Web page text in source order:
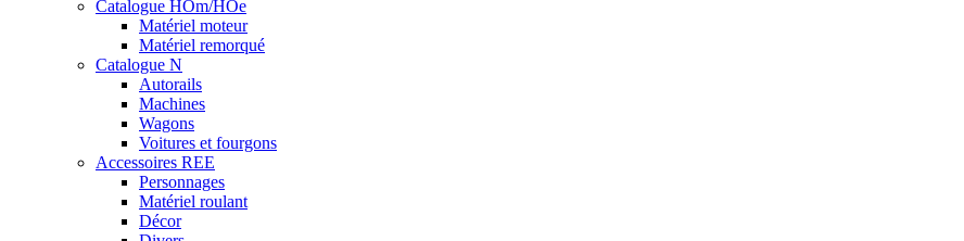
Catalogue HOm/HOe
Matériel moteur
Matériel remorqué
Catalogue N
Autorails
Machines
Wagons
Voitures et fourgons
Accessoires REE
Personnages
Matériel roulant
Décor